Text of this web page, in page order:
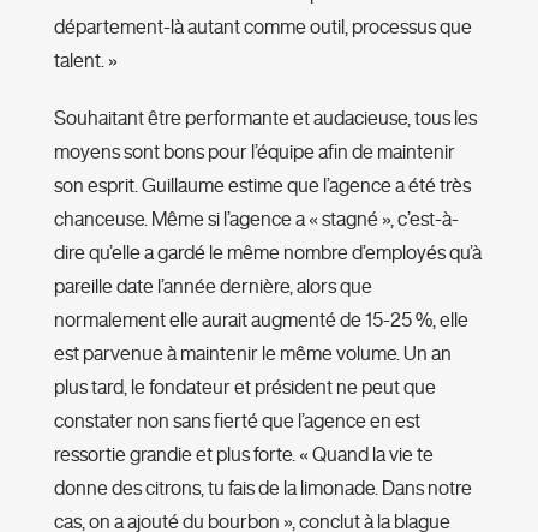
département-là autant comme outil, processus que
talent. »
Souhaitant être performante et audacieuse, tous les
moyens sont bons pour l’équipe afin de maintenir
son esprit. Guillaume estime que l’agence a été très
chanceuse. Même si l’agence a « stagné », c’est-à-
dire qu’elle a gardé le même nombre d’employés qu’à
pareille date l’année dernière, alors que
normalement elle aurait augmenté de 15-25 %, elle
est parvenue à maintenir le même volume. Un an
plus tard, le fondateur et président ne peut que
constater non sans fierté que l’agence en est
ressortie grandie et plus forte. « Quand la vie te
donne des citrons, tu fais de la limonade. Dans notre
cas, on a ajouté du bourbon », conclut à la blague